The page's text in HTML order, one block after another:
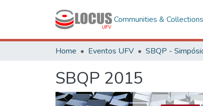
Communities & Collections
Home Eventos UFV
SBQP 2015